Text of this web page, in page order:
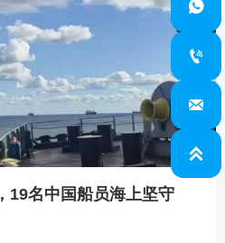
19名中国船员海上坚守



